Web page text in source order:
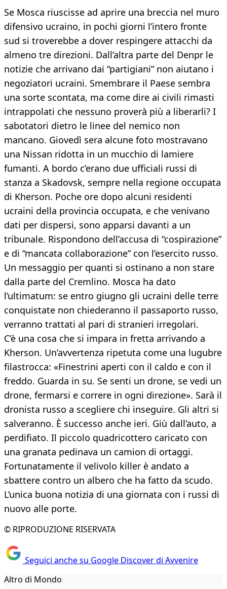
Se Mosca riuscisse ad aprire una breccia nel muro
difensivo ucraino, in pochi giorni l’intero fronte
sud si troverebbe a dover respingere attacchi da
almeno tre direzioni. Dall’altra parte del Denpr le
notizie che arrivano dai “partigiani” non aiutano i
negoziatori ucraini. Smembrare il Paese sembra
una sorte scontata, ma come dire ai civili rimasti
intrappolati che nessuno proverà più a liberarli? I
sabotatori dietro le linee del nemico non
mancano. Giovedì sera alcune foto mostravano
una Nissan ridotta in un mucchio di lamiere
fumanti. A bordo c’erano due ufficiali russi di
stanza a Skadovsk, sempre nella regione occupata
di Kherson. Poche ore dopo alcuni residenti
ucraini della provincia occupata, e che venivano
dati per dispersi, sono apparsi davanti a un
tribunale. Rispondono dell’accusa di “cospirazione”
e di “mancata collaborazione” con l’esercito russo.
Un messaggio per quanti si ostinano a non stare
dalla parte del Cremlino. Mosca ha dato
l’ultimatum: se entro giugno gli ucraini delle terre
conquistate non chiederanno il passaporto russo,
verranno trattati al pari di stranieri irregolari.
C’è una cosa che si impara in fretta arrivando a
Kherson. Un’avvertenza ripetuta come una lugubre
filastrocca: «Finestrini aperti con il caldo e con il
freddo. Guarda in su. Se senti un drone, se vedi un
drone, fermarsi e correre in ogni direzione». Sarà il
dronista russo a scegliere chi inseguire. Gli altri si
salveranno. È successo anche ieri. Giù dall’auto, a
perdifiato. Il piccolo quadricottero caricato con
una granata pedinava un camion di ortaggi.
Fortunatamente il velivolo killer è andato a
sbattere contro un albero che ha fatto da scudo.
L’unica buona notizia di una giornata con i russi di
nuovo alle porte.
© RIPRODUZIONE RISERVATA
Seguici anche su Google Discover di Avvenire
Altro di Mondo